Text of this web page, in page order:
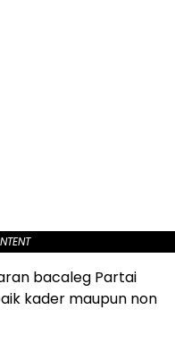
bacaleg Partai
kader maupun non